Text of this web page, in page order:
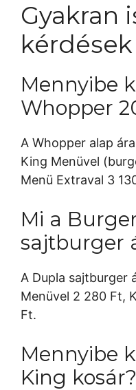
Gyakran
kérdések
Mennyibe
Whopper
A Whopper alap
King Menüvel
Menü Extraval 3
Mi a
sajtburger
A Dupla sajtburger
Menüvel 2 280 Ft,
Ft.
Mennyibe
King kosár?